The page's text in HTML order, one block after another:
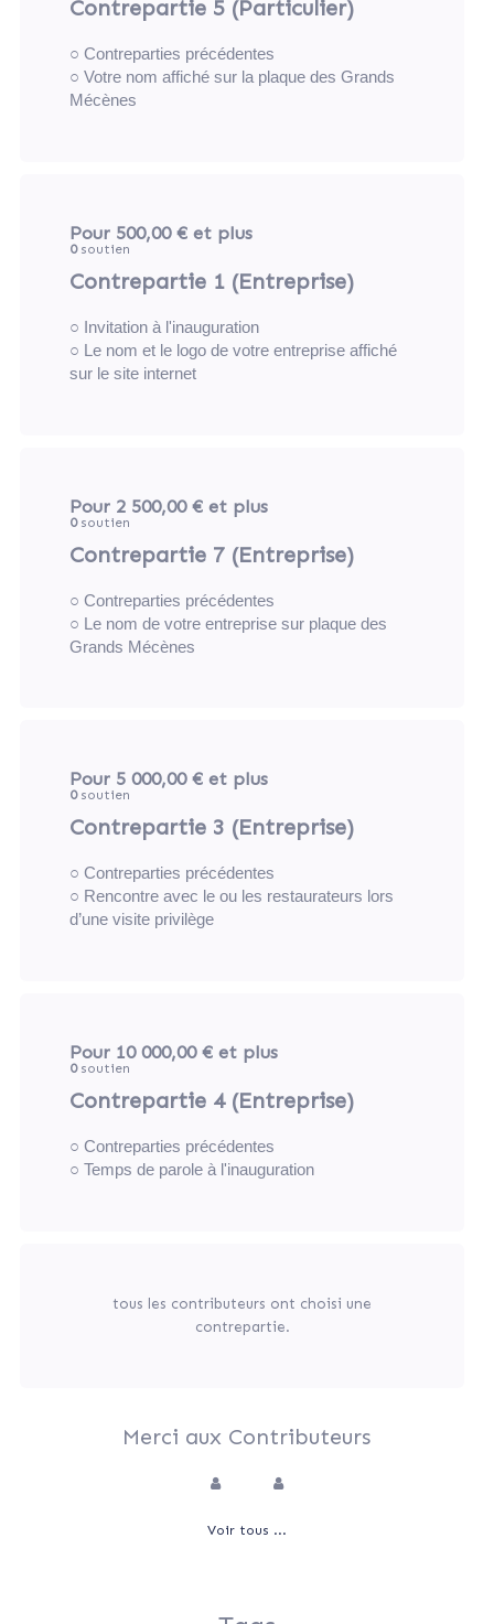
Contrepartie 5 (Particulier)
○ Contreparties précédentes
○ Votre nom affiché sur la plaque des Grands
Mécènes
Pour 500,00 € et plus
0soutien
Contrepartie 1 (Entreprise)
○ Invitation à l'inauguration
○ Le nom et le logo de votre entreprise affiché
sur le site internet
Pour 2 500,00 € et plus
0soutien
Contrepartie 7 (Entreprise)
○ Contreparties précédentes
○ Le nom de votre entreprise sur plaque des
Grands Mécènes
Pour 5 000,00 € et plus
0soutien
Contrepartie 3 (Entreprise)
○ Contreparties précédentes
○ Rencontre avec le ou les restaurateurs lors
d’une visite privilège
Pour 10 000,00 € et plus
0soutien
Contrepartie 4 (Entreprise)
○ Contreparties précédentes
○ Temps de parole à l'inauguration
tous les contributeurs ont choisi une
contrepartie.
Merci aux Contributeurs
Voir tous ...